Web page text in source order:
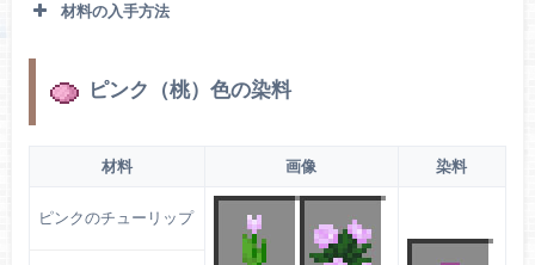
材料の入手方法
ピンク（桃）色の染料
材料 画像 染料
ピンクのチューリップ